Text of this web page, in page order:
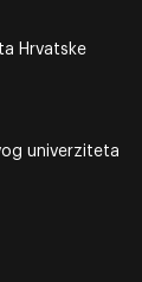
Hrvatske
univerziteta